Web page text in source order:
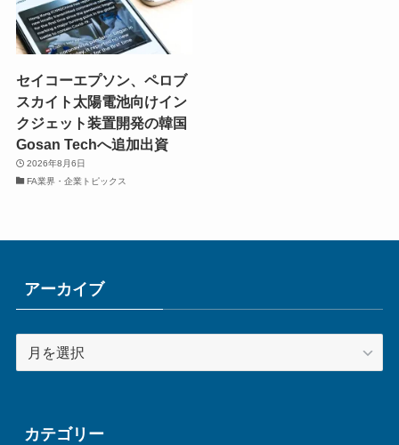
セイコーエプソン、ペロブ
スカイト太陽電池向けイン
クジェット装置開発の韓国
Gosan Techへ追加出資
2026年8月6日
FA業界・企業トピックス
アーカイブ
ー
ブカテゴリー